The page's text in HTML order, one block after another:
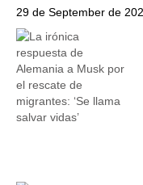
29 de September de